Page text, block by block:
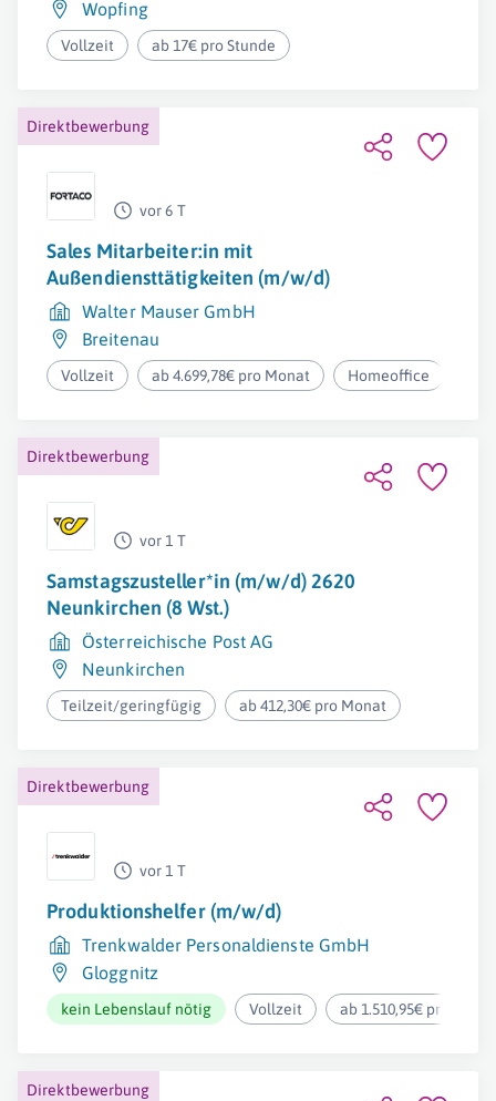
Wopfing
Vollzeit ab 17€ pro Stunde
Direktbewerbung
vor 6 T
Sales Mitarbeiter:in mit
Außendiensttätigkeiten (m/w/d)
Walter Mauser GmbH
Breitenau
Vollzeit ab 4.699,78€ pro Monat Homeoffice
Direktbewerbung
vor 1 T
Samstagszusteller*in (m/w/d) 2620
Neunkirchen (8 Wst.)
Österreichische Post AG
Neunkirchen
Teilzeit/geringfügig ab 412,30€ pro Monat
Direktbewerbung
vor 1 T
Produktionshelfer (m/w/d)
Trenkwalder Personaldienste GmbH
Gloggnitz
kein Lebenslauf nötig Vollzeit ab 1.510,95€ pro
Direktbewerbung